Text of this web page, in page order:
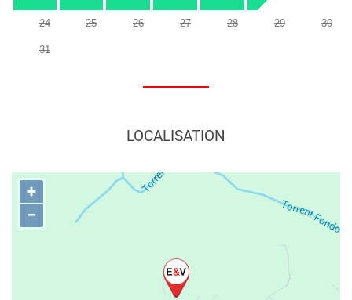
24 25 26 27 28 29 30
31
LOCALISATION
+
−